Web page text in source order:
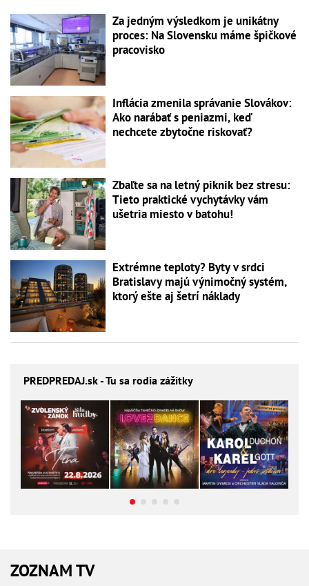
Za jedným výsledkom je unikátny
proces: Na Slovensku máme špičkové
pracovisko
Inflácia zmenila správanie Slovákov:
Ako narábať s peniazmi, keď
nechcete zbytočne riskovať?
Zbaľte sa na letný piknik bez stresu:
Tieto praktické vychytávky vám
ušetria miesto v batohu!
Extrémne teploty? Byty v srdci
Bratislavy majú výnimočný systém,
ktorý ešte aj šetrí náklady
PREDPREDAJ.sk - Tu sa rodia zážitky
ZOZNAM TV